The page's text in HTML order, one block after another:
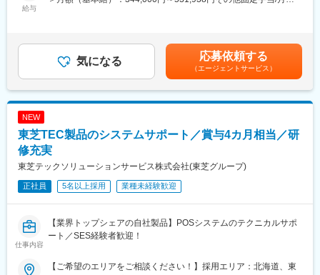
環境、ここ数年の平均残業20時間程度とワークライフバランスの
取りやすさがあります。
変更の範囲：会社の定める業務
しています。
■職務内容
【ミッション】
【主な業務】
担当パートナーの営業活動支援や販売戦略の立案・実行を行いな
がら、お客さまへの提案活動を推進します。
法人モバイルを中心に、クラウドやセキュリティなど幅広いソリ
ューションを活用し、お客さまの課題解決を支援していただきま
【具体的な業務】
・担当パートナーとの関係構築および販売戦略立案
・法人モバイルサービスの提案および導入支援
給与
カ月＋特別加算賞与（業績に応じて支給）賃金はあくまでも目安
の金額であり、選考を通じて上下する可能性があります。月給(月
額)は固定手当を含めた表記です。
気になる 応募依頼する
（エージェントサービス）
NEW
東芝TEC製品のシステムサポート／賞与4カ月相当／研
修充実
東芝テックソリューションサービス株式会社(東芝グループ)
正社員 5名以上採用 業種未経験歓迎
仕事内容
【業界トップシェアの自社製品】POSシステムのテクニカルサポ
ート／SES経験者歓迎！
【ご希望のエリアをご相談ください！】採用エリア：北海道、東